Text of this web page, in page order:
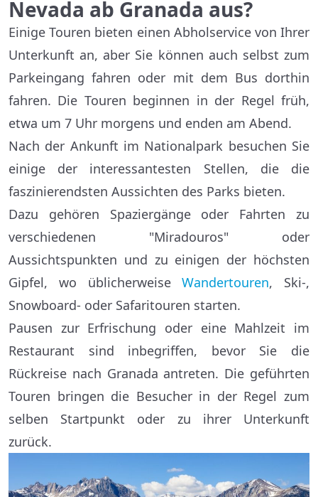
Nevada ab Granada aus?
Einige Touren bieten einen Abholservice von Ihrer
Unterkunft an, aber Sie können auch selbst zum
Parkeingang fahren oder mit dem Bus dorthin
fahren. Die Touren beginnen in der Regel früh,
etwa um 7 Uhr morgens und enden am Abend.
Nach der Ankunft im Nationalpark besuchen Sie
einige der interessantesten Stellen, die die
faszinierendsten Aussichten des Parks bieten.
Dazu gehören Spaziergänge oder Fahrten zu
verschiedenen "Miradouros" oder
Aussichtspunkten und zu einigen der höchsten
Gipfel, wo üblicherweiseWandertouren, Ski-,
Snowboard- oder Safaritouren starten.
Pausen zur Erfrischung oder eine Mahlzeit im
Restaurant sind inbegriffen, bevor Sie die
Rückreise nach Granada antreten. Die geführten
Touren bringen die Besucher in der Regel zum
selben Startpunkt oder zu ihrer Unterkunft
zurück.